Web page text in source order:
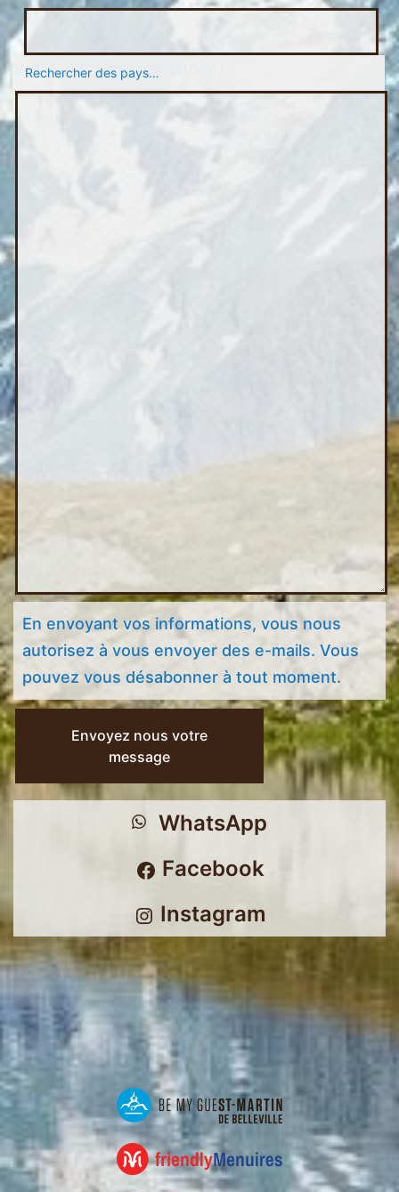
Votre message(obligatoire)
En envoyant vos informations, vous nous
autorisez à vous envoyer des e-mails. Vous
pouvez vous désabonner à tout moment.
Envoyez nous votre
message
WhatsApp
Facebook
Instagram